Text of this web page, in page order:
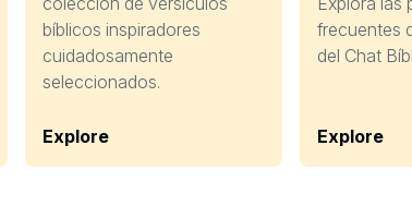
bíblicos inspiradores
cuidadosamente
seleccionados.
Explore
frecuentes
del Chat
Explore